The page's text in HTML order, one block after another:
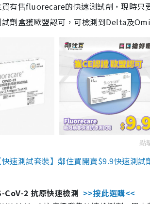
有售fluorecare的快速測試劑，現時只
劑盒獲歐盟認可，可檢測到Delta及
點
速測試套裝】鄰住買開賣$9.9快速測
CoV-2 抗原快速檢測 >>按此選購<<